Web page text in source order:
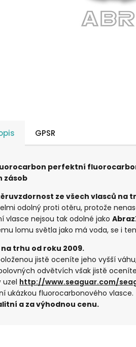
GPSR
perfektní
zásob
ze všech vlasců na
odolný proti otěru, protože
vlasce nejsou tak odolné jako
lomu světla jako má voda, se i
trhu od roku 2009.
jistě oceníte jeho vyšší
odvětvích však jistě
uzel http://www.seaguar.com/
ukázkou fluorocarbonového vlasce.
a za výhodnou cenu.